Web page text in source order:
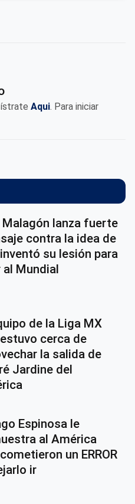
Aqui. Para iniciar
Malagón lanza fuerte
contra la idea de
su lesión para
al Mundial
de la Liga MX
cerca de
la salida de
Jardine del
Espinosa le
al América
un ERROR
ir